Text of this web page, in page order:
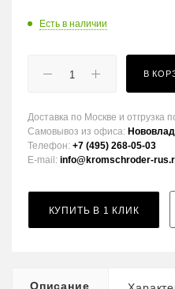
Есть в наличии
В
Доставка по Москве и отгрузка
Самовывоз из офиса:
Телефон: +7 (495) 268-05-03
E-mail: info@kromschroder-
КУПИТЬ В 1 КЛИК
Описание